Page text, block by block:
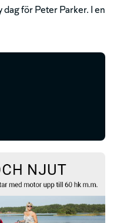
dag för Peter Parker. I en